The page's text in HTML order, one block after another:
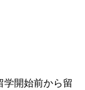
学開始前から留